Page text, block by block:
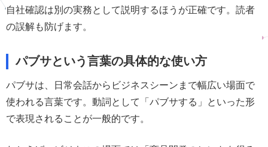
自社確認は別の実務として説明するほうが正確です。読者
の誤解も防げます。
パブサという言葉の具体的な使い方
パブサは、日常会話からビジネスシーンまで幅広い場面で
使われる言葉です。動詞として「パブサする」といった形
で表現されることが一般的です。